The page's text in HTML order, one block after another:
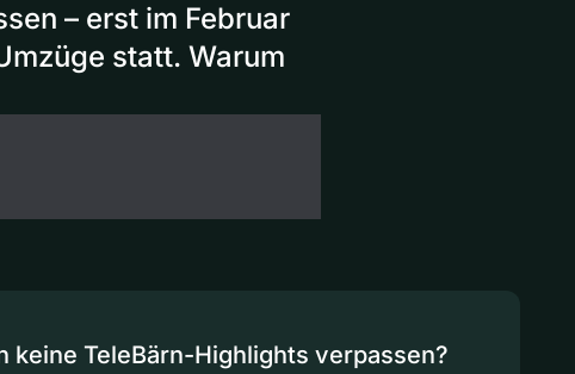
– erst im Februar
statt. Warum
keine TeleBärn-Highlights verpassen?